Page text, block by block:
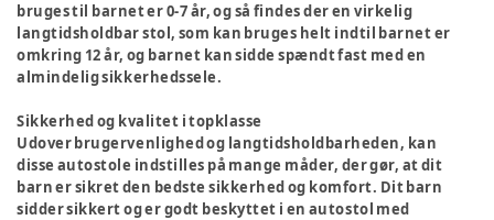
bruges til barnet er 0-7 år, og så findes der en virkelig
langtidsholdbar stol, som kan bruges helt indtil barnet er
omkring 12 år, og barnet kan sidde spændt fast med en
almindelig sikkerhedssele.
Sikkerhed og kvalitet i topklasse
Udover brugervenlighed og langtidsholdbarheden, kan
disse autostole indstilles på mange måder, der gør, at dit
barn er sikret den bedste sikkerhed og komfort. Dit barn
sidder sikkert og er godt beskyttet i en autostol med